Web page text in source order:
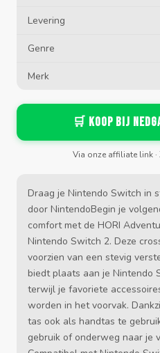
Levering
Genre
Merk
🛒 Koop bij
Via onze affiliate link
Draag je Nintendo Switch in
door NintendoBegin je
comfort met de HORI
Nintendo Switch 2. Deze
voorzien van een stevig
biedt plaats aan je Nintendo
terwijl je favoriete
worden in het voorvak.
tas ook als handtas te
gebruik of onderweg naar je